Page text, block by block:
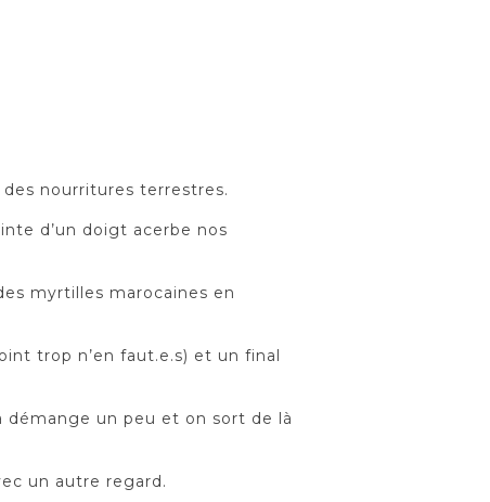
nourritures terrestres.
d’un doigt acerbe nos
myrtilles marocaines en
trop n’en faut.e.s) et un final
démange un peu et on sort de là
un autre regard.